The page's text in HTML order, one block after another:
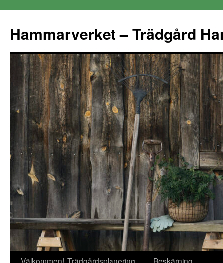
Hammarverket – Trädgård
GåVälkommen! Trädgårdsplanering
Beskärning